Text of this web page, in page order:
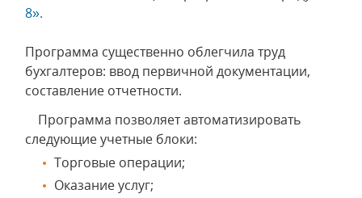
8».
Программа существенно облегчила труд
бухгалтеров: ввод первичной документации,
составление отчетности.
Программа позволяет автоматизировать
следующие учетные блоки:
Торговые операции;
Оказание услуг;